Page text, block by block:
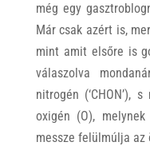
még egy
Már csak azért is,
mint amit elsőre is
válaszolva
nitrogén (‘CHON’),
oxigén (O),
messze felülmúlja az